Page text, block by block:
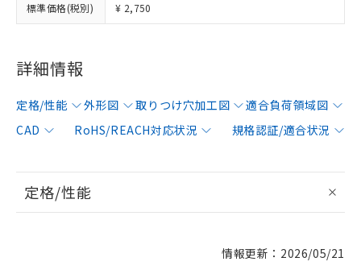
標準価格(税別) ¥ 2,750
詳細情報
定格/性能 外形図 取りつけ穴加工図
適合負荷領域図
CAD
RoHS/REACH対応状況 規格認証/適合状況
定格/性能
情報更新：2026/05/21